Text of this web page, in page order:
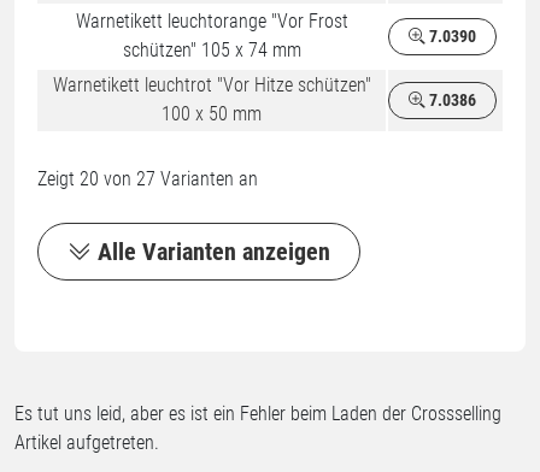
Warnetikett leuchtorange "Vor Frost
schützen" 105 x 74 mm
7.0390
Warnetikett leuchtrot "Vor Hitze schützen"
100 x 50 mm
7.0386
Zeigt 20 von 27 Varianten an
Alle Varianten anzeigen
Es tut uns leid, aber es ist ein Fehler beim Laden der Crossselling
Artikel aufgetreten.